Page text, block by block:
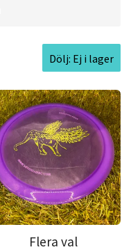
Dölj: Ej i lager
Flera val